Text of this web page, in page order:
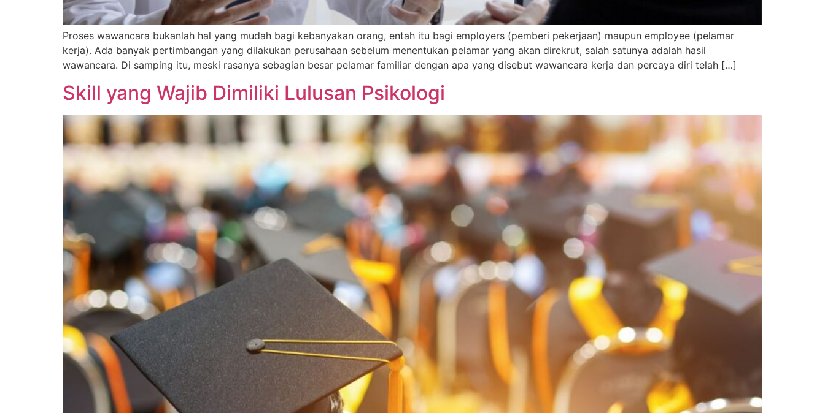
Proses wawancara bukanlah hal yang mudah bagi kebanyakan orang, entah itu bagi employers (pemberi pekerjaan) maupun employee (pelamar
kerja). Ada banyak pertimbangan yang dilakukan perusahaan sebelum menentukan pelamar yang akan direkrut, salah satunya adalah hasil
wawancara. Di samping itu, meski rasanya sebagian besar pelamar familiar dengan apa yang disebut wawancara kerja dan percaya diri telah […]
Skill yang Wajib Dimiliki Lulusan Psikologi